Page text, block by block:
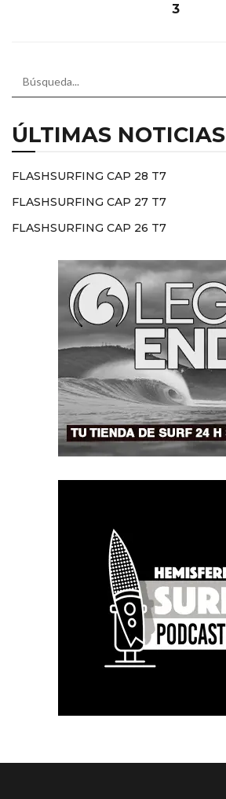
3
ÚLTIMAS NOTICIAS
FLASHSURFING CAP 28 T7
FLASHSURFING CAP 27 T7
FLASHSURFING CAP 26 T7